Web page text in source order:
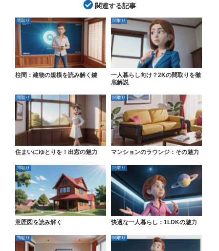
関連する記事
間取り
柱間：建物の規模を読み解く鍵
間取り
一人暮らし向け？2Kの間取りを徹
底解説
間取り
住まいにゆとりを！出窓の魅力
間取り
マンションのラウンジ：その魅力
間取り
意匠図を読み解く
間取り
快適な一人暮らし：1LDKの魅力
間取り 間取り